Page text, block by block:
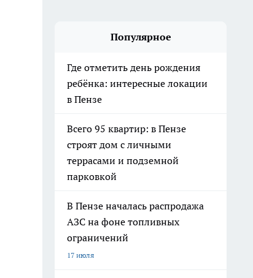
Популярное
Где отметить день рождения
ребёнка: интересные локации
в Пензе
Всего 95 квартир: в Пензе
строят дом с личными
террасами и подземной
парковкой
В Пензе началась распродажа
АЗС на фоне топливных
ограничений
17 июля